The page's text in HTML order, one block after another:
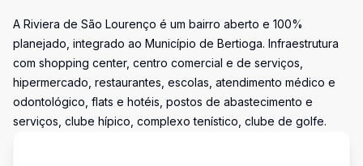
A Riviera de São Lourenço é um bairro aberto e 100%
planejado, integrado ao Município de Bertioga. Infraestrutura
com shopping center, centro comercial e de serviços,
hipermercado, restaurantes, escolas, atendimento médico e
odontológico, flats e hotéis, postos de abastecimento e
serviços, clube hípico, complexo tenístico, clube de golfe.